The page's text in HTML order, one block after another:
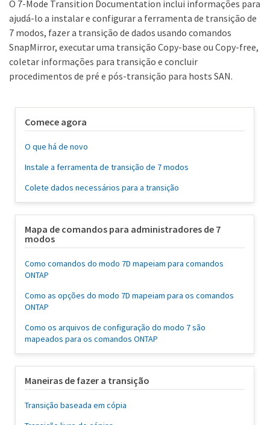
O 7-Mode Transition Documentation inclui informações para
ajudá-lo a instalar e configurar a ferramenta de transição de
7 modos, fazer a transição de dados usando comandos
SnapMirror, executar uma transição Copy-base ou Copy-free,
coletar informações para transição e concluir
procedimentos de pré e pós-transição para hosts SAN.
Comece agora
O que há de novo
Instale a ferramenta de transição de 7 modos
Colete dados necessários para a transição
Mapa de comandos para administradores de 7
modos
Como comandos do modo 7D mapeiam para comandos
ONTAP
Como as opções do modo 7D mapeiam para os comandos
ONTAP
Como os arquivos de configuração do modo 7 são
mapeados para os comandos ONTAP
Maneiras de fazer a transição
Transição baseada em cópia